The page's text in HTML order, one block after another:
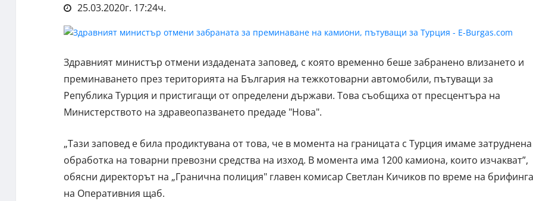
25.03.2020г. 17:24ч.
Здравният министър отмени издадената заповед, с която временно беше забранено влизането и
преминаването през територията на България на тежкотоварни автомобили, пътуващи за
Република Турция и пристигащи от определени държави. Това съобщиха от пресцентъра на
Министерството на здравеопазването предаде "Нова".
„Тази заповед е била продиктувана от това, че в момента на границата с Турция имаме затруднена
обработка на товарни превозни средства на изход. В момента има 1200 камиона, които изчакват”,
обясни директорът на „Гранична полиция" главен комисар Светлан Кичиков по време на брифинга
на Оперативния щаб.